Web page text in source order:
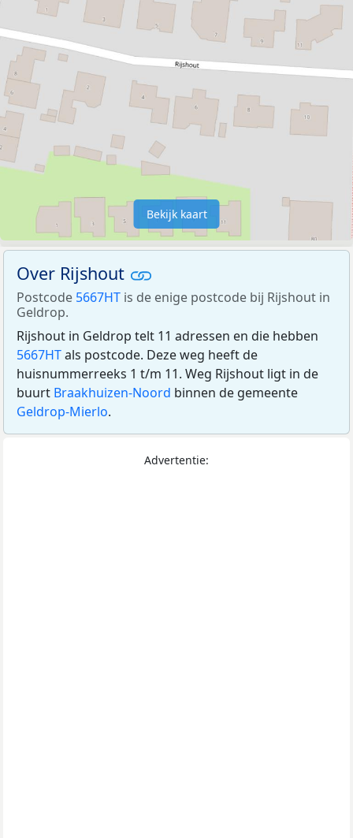
Bekijk kaart
Over Rijshout
Postcode 5667HT is de enige postcode bij Rijshout in
Geldrop.
Rijshout in Geldrop telt 11 adressen en die hebben
5667HTals postcode. Deze weg heeft de
huisnummerreeks 1 t/m 11. Weg Rijshout ligt in de
buurt Braakhuizen-Noord binnen de gemeente
Geldrop-Mierlo.
Advertentie: